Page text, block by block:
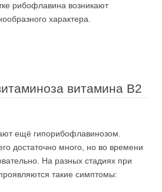
рибофлавина возникают
характера.
витамина В2
ещё гипорибофлавинозом.
достаточно много, но во времени
На разных стадиях при
такие симптомы: